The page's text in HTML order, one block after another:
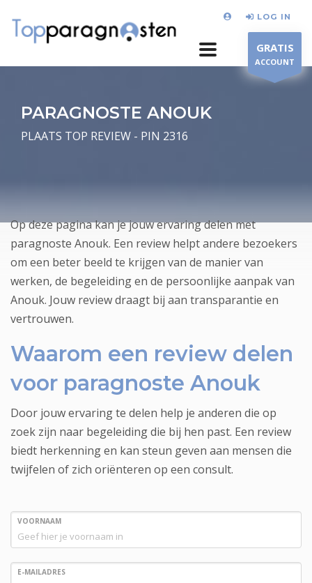
LOG IN
GRATIS
ACCOUNT
PARAGNOSTE ANOUK
PLAATS TOP REVIEW - PIN 2316
Op deze pagina kan je jouw ervaring delen met
paragnoste Anouk. Een review helpt andere bezoekers
om een beter beeld te krijgen van de manier van
werken, de begeleiding en de persoonlijke aanpak van
Anouk. Jouw review draagt bij aan transparantie en
vertrouwen.
Waarom een review delen
voor paragnoste Anouk
Door jouw ervaring te delen help je anderen die op
zoek zijn naar begeleiding die bij hen past. Een review
biedt herkenning en kan steun geven aan mensen die
twijfelen of zich oriënteren op een consult.
VOORNAAM
E-MAILADRES